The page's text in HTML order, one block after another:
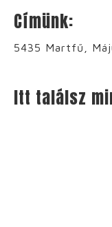
Címünk:
5435 Martfű,
Itt találsz